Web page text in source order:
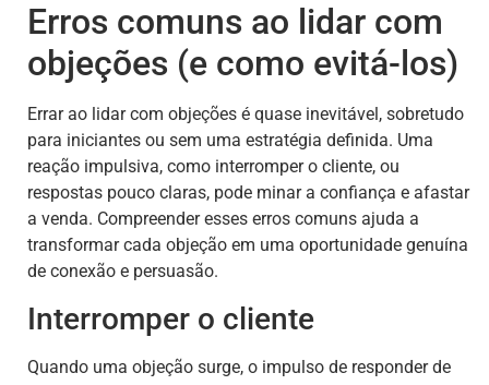
Erros comuns ao lidar com
objeções (e como evitá-los)
Errar ao lidar com objeções é quase inevitável, sobretudo
para iniciantes ou sem uma estratégia definida. Uma
reação impulsiva, como interromper o cliente, ou
respostas pouco claras, pode minar a confiança e afastar
a venda. Compreender esses erros comuns ajuda a
transformar cada objeção em uma oportunidade genuína
de conexão e persuasão.
Interromper o cliente
Quando uma objeção surge, o impulso de responder de